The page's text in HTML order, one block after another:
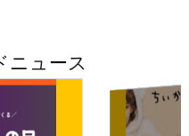
ニュース